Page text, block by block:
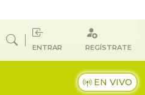
ENTRAR REGÍSTRATE
EN VIVO